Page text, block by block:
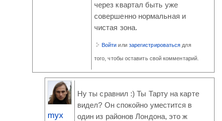
через квартал быть уже
совершенно нормальная и
чистая зона.
Войти или зарегистрироваться для
того, чтобы оставить свой комментарий.
myx
Ну ты сравнил :) Ты Тарту на карте
видел? Он спокойно уместится в
один из районов Лондона, это ж